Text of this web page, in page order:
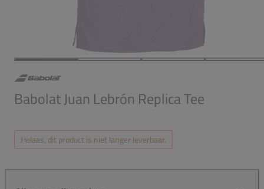
Babolat Juan Lebrón Replica Tee
Helaas, dit product is niet langer leverbaar.